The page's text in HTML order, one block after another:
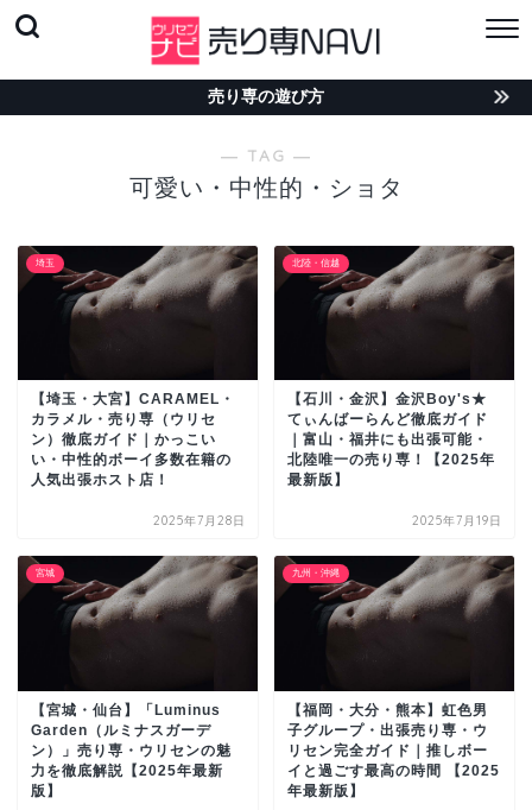
売り専の遊び方
― TAG ―
可愛い・中性的・ショタ
埼玉
【埼玉・大宮】CARAMEL・
カラメル・売り専（ウリセ
ン）徹底ガイド｜かっこい
い・中性的ボーイ多数在籍の
人気出張ホスト店！
2025年7月28日
北陸・信越
【石川・金沢】金沢Boy's★
てぃんばーらんど徹底ガイド
｜富山・福井にも出張可能・
北陸唯一の売り専！【2025年
最新版】
2025年7月19日
宮城
【宮城・仙台】「Luminus
Garden（ルミナスガーデ
ン）」売り専・ウリセンの魅
力を徹底解説【2025年最新
版】
九州・沖縄
【福岡・大分・熊本】虹色男
子グループ・出張売り専・ウ
リセン完全ガイド｜推しボー
イと過ごす最高の時間 【2025
年最新版】